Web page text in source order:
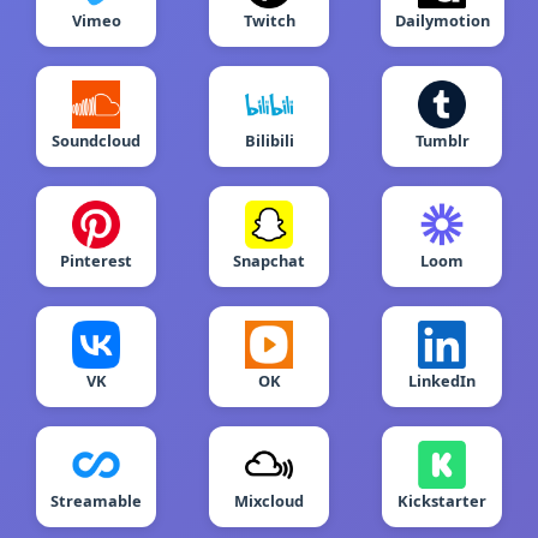
Vimeo Twitch Dailymotion
Soundcloud Bilibili Tumblr
Pinterest Snapchat Loom
VK OK LinkedIn
Streamable Mixcloud Kickstarter